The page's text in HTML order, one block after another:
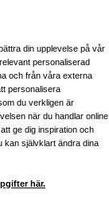
din upplevelse på vår
personaliserad
och från våra externa
personalisera
du verkligen är
när du handlar
ge dig inspiration och
kan självklart ändra dina
här.